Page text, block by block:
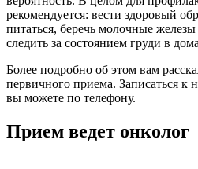
рекомендуется: вести здоровый
питаться, беречь молочные
следить за состоянием груди в
Более подробно об этом вам
первичного приема. Записаться к
вы можете по телефону.
Прием ведет онколог